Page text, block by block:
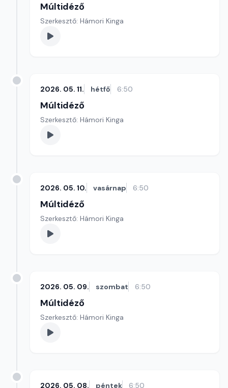
Múltidéző
Szerkesztő: Hámori Kinga
2026. 05. 11. hétfő 6:50
Múltidéző
Szerkesztő: Hámori Kinga
2026. 05. 10. vasárnap 6:50
Múltidéző
Szerkesztő: Hámori Kinga
2026. 05. 09. szombat 6:50
Múltidéző
Szerkesztő: Hámori Kinga
2026. 05. 08. péntek 6:50